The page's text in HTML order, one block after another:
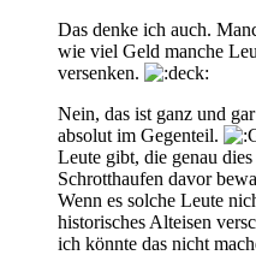
Das denke ich auch.
wie viel Geld manche
versenken.
Nein, das ist ganz und
absolut im Gegenteil.
Leute gibt, die genau
Schrotthaufen davor
Wenn es solche Leute
historisches Alteisen
ich könnte das nicht